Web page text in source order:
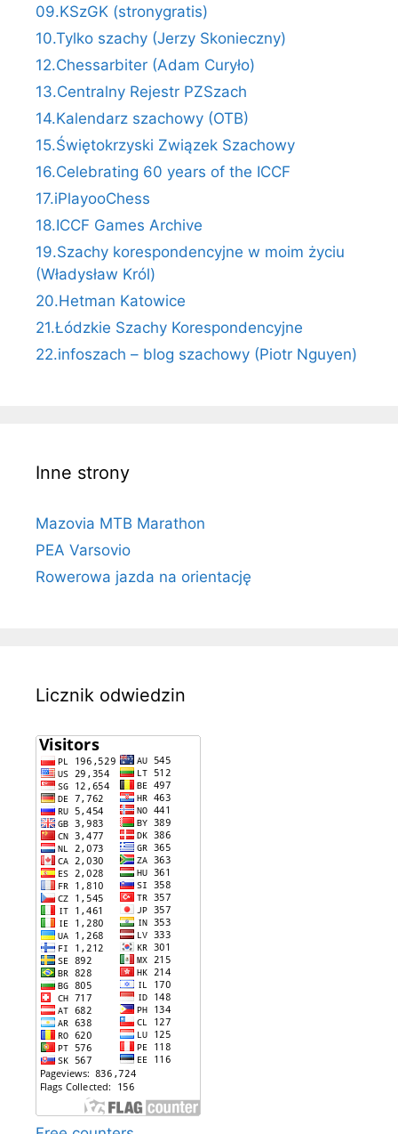
09.KSzGK (stronygratis)
10.Tylko szachy (Jerzy Skonieczny)
12.Chessarbiter (Adam Curyło)
13.Centralny Rejestr PZSzach
14.Kalendarz szachowy (OTB)
15.Świętokrzyski Związek Szachowy
16.Celebrating 60 years of the ICCF
17.iPlayooChess
18.ICCF Games Archive
19.Szachy korespondencyjne w moim życiu
(Władysław Król)
20.Hetman Katowice
21.Łódzkie Szachy Korespondencyjne
22.infoszach – blog szachowy (Piotr Nguyen)
Inne strony
Mazovia MTB Marathon
PEA Varsovio
Rowerowa jazda na orientację
Licznik odwiedzin